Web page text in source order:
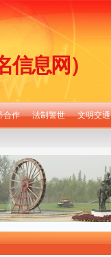
信息网）
合作 法制警世 文明交通